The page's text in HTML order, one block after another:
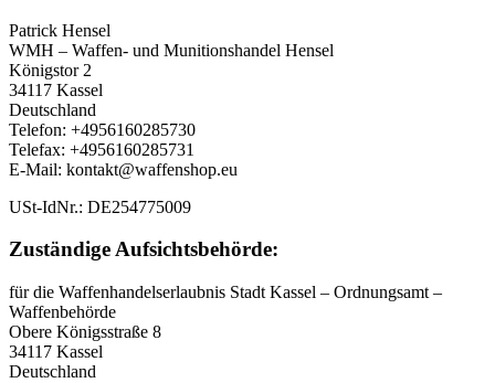
Patrick Hensel
WMH – Waffen- und Munitionshandel Hensel
Königstor 2
34117 Kassel
Deutschland
Telefon: +4956160285730
Telefax: +4956160285731
E-Mail: kontakt@waffenshop.eu
USt-IdNr.: DE254775009
Zuständige Aufsichtsbehörde:
für die Waffenhandelserlaubnis Stadt Kassel – Ordnungsamt –
Waffenbehörde
Obere Königsstraße 8
34117 Kassel
Deutschland